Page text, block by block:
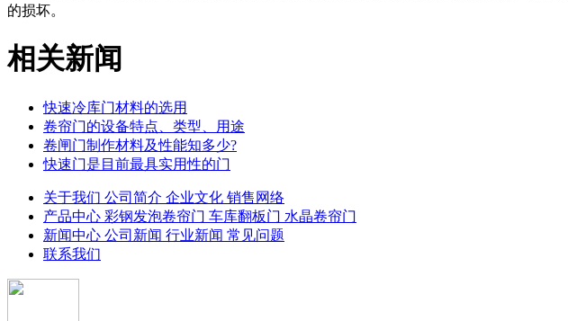
的损坏。
相关新闻
快速冷库门材料的选用
卷帘门的设备特点、类型、用途
卷闸门制作材料及性能知多少?
快速门是目前最具实用性的门
关于我们 公司简介 企业文化 销售网络
产品中心 彩钢发泡卷帘门 车库翻板门 水晶卷帘门
新闻中心 公司新闻 行业新闻 常见问题
联系我们